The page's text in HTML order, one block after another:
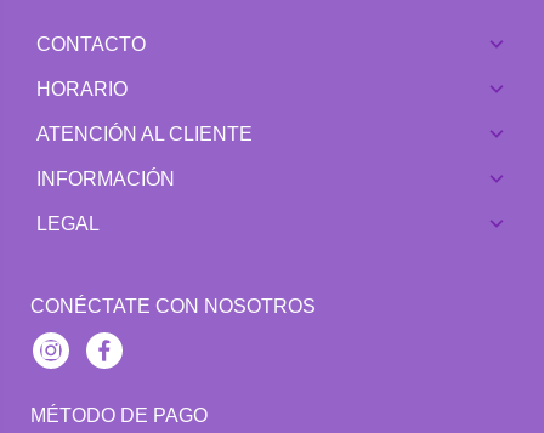
CONTACTO
HORARIO
ATENCIÓN AL CLIENTE
INFORMACIÓN
LEGAL
CONÉCTATE CON NOSOTROS
InstagramFacebook
MÉTODO DE PAGO